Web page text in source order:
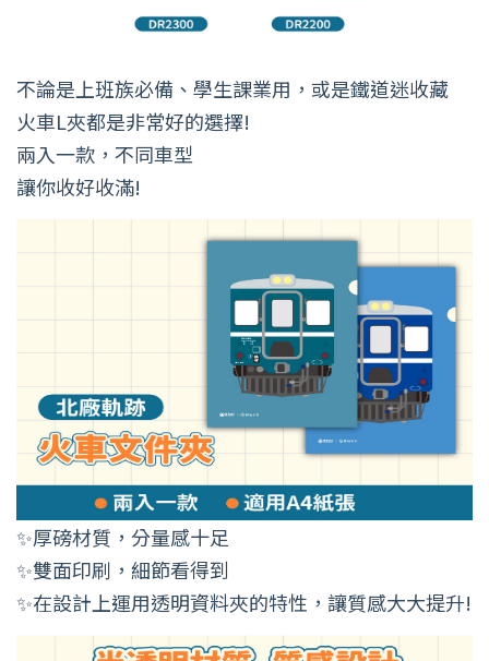
不論是上班族必備、學生課業用，或是鐵道迷收藏
火車L夾都是非常好的選擇!
兩入一款，不同車型
讓你收好收滿!
✨厚磅材質，分量感十足
✨雙面印刷，細節看得到
✨在設計上運用透明資料夾的特性，讓質感大大提升!